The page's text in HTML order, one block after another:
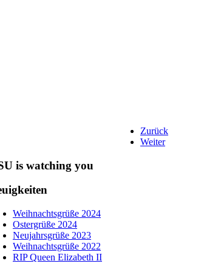
Zurück
Weiter
is watching you
Weihnachtsgrüße 2024
Ostergrüße 2024
Neujahrsgrüße 2023
Weihnachtsgrüße 2022
RIP Queen Elizabeth II